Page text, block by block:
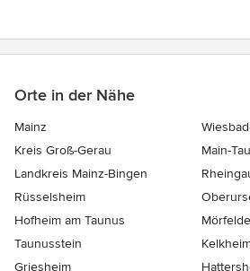
Orte in der Nähe
Mainz
Kreis Groß-Gerau
Main-
Landkreis Mainz-Bingen
Rüsselsheim
Hofheim am Taunus
Taunusstein
Griesheim